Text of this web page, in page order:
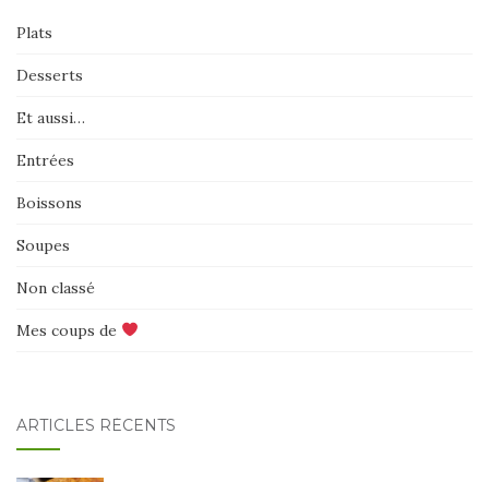
Plats
Desserts
Et aussi…
Entrées
Boissons
Soupes
Non classé
Mes coups de
ARTICLES RÉCENTS